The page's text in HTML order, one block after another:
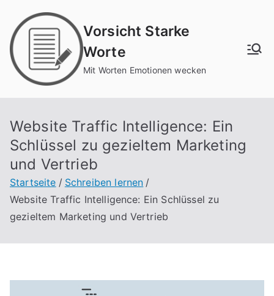
Inhalt
springen
Vorsicht Starke
Worte
Mit Worten Emotionen wecken
Website Traffic Intelligence: Ein
Schlüssel zu gezieltem Marketing
und Vertrieb
Startseite
Schreiben lernen
Website Traffic Intelligence: Ein Schlüssel zu
gezieltem Marketing und Vertrieb